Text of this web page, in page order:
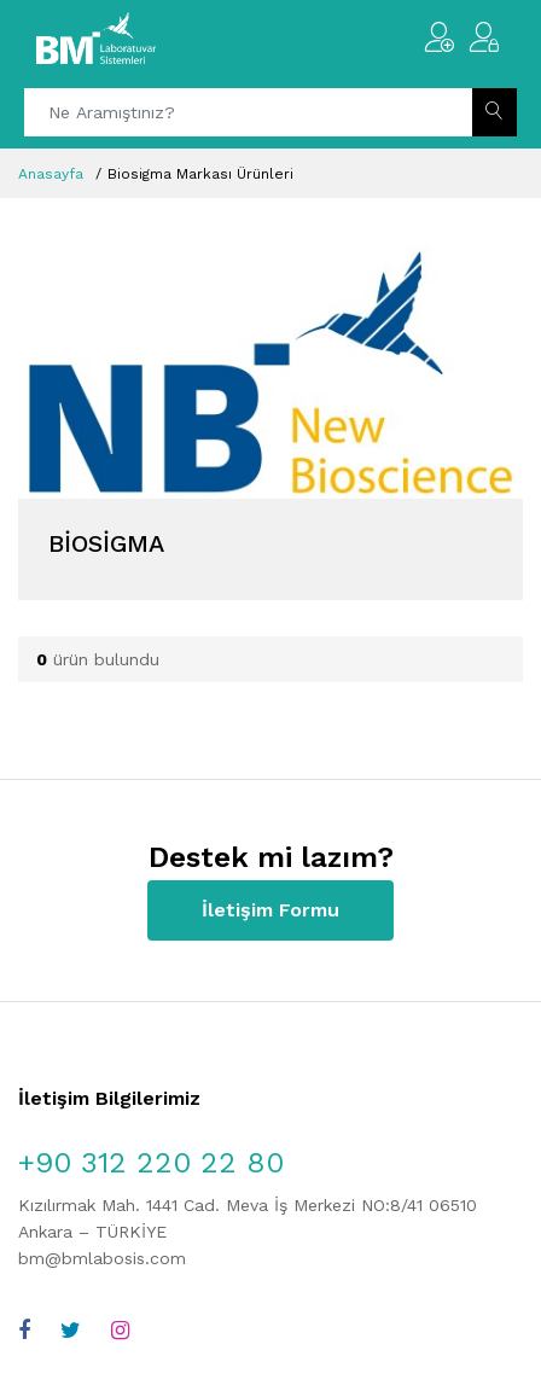
Anasayfa Biosigma Markası Ürünleri
BIOSIGMA
0 ürün bulundu
Destek mi lazım?
İletişim Formu
İletişim Bilgilerimiz
+90 312 220 22 80
Kızılırmak Mah. 1441 Cad. Meva İş Merkezi NO:8/41 06510
Ankara – TÜRKİYE
bm@bmlabosis.com